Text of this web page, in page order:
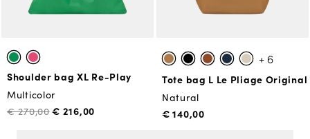
Shoulder bag XL Re-Play
Multicolor
€ 270,00€ 216,00
+ 6
Tote bag L Le Pliage Original
Natural
€ 140,00